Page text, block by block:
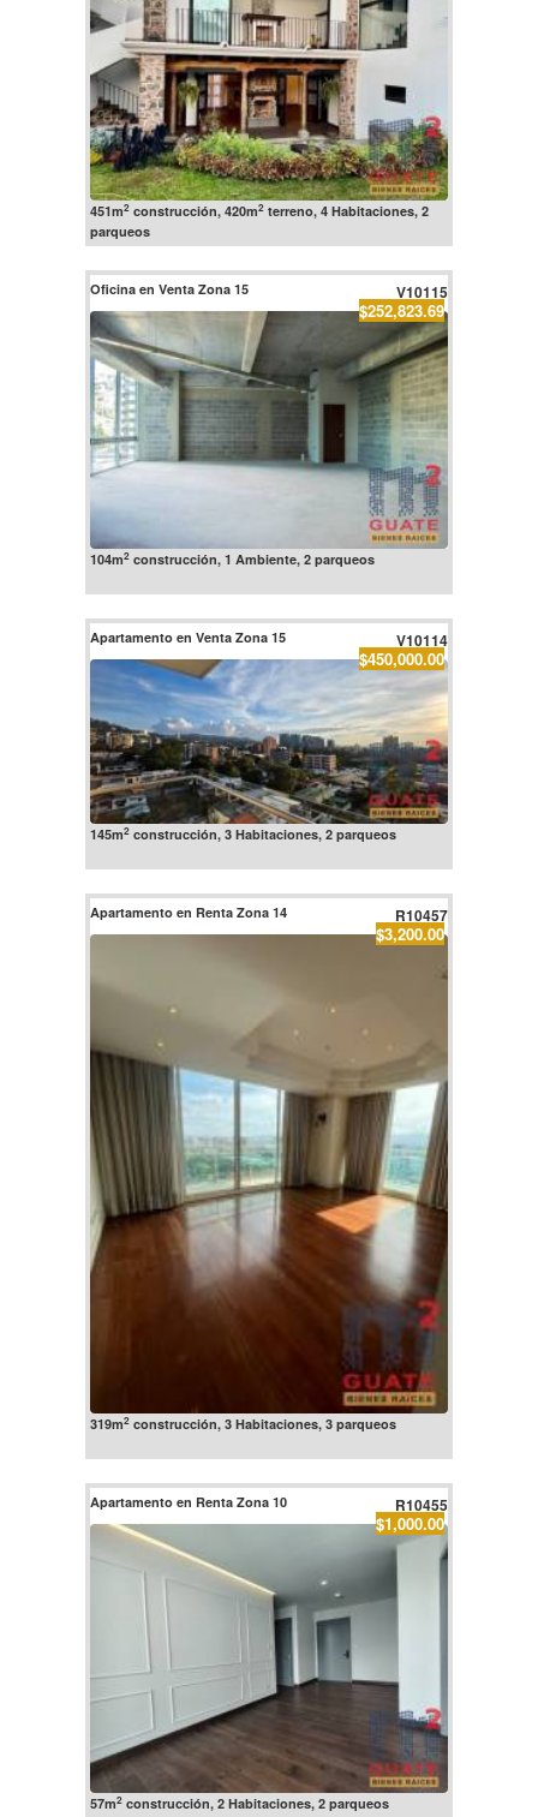
451m2construcción, 420m2terreno, 4 Habitaciones, 2
parqueos
Oficina en Venta Zona 15 V10115
$252,823.69
104m2construcción, 1 Ambiente, 2 parqueos
Apartamento en Venta Zona 15 V10114
$450,000.00
145m2construcción, 3 Habitaciones, 2 parqueos
Apartamento en Renta Zona 14 R10457
$3,200.00
319m2construcción, 3 Habitaciones, 3 parqueos
Apartamento en Renta Zona 10 R10455
$1,000.00
57m2construcción, 2 Habitaciones, 2 parqueos